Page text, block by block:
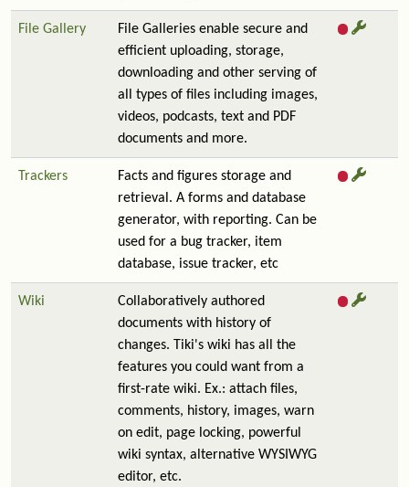
File Gallery
File Galleries enable secure and
efficient uploading, storage,
downloading and other serving of
all types of files including images,
videos, podcasts, text and PDF
documents and more.
Trackers
Facts and figures storage and
retrieval. A forms and database
generator, with reporting. Can be
used for a bug tracker, item
database, issue tracker, etc
Wiki
Collaboratively authored
documents with history of
changes. Tiki's wiki has all the
features you could want from a
first-rate wiki. Ex.: attach files,
comments, history, images, warn
on edit, page locking, powerful
wiki syntax, alternative WYSIWYG
editor, etc.